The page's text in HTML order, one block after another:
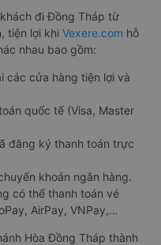
đi Đồng Tháp từ
tiện lợi khi Vexere.com hỗ
nhau bao gồm:
các cửa hàng tiện lợi và
quốc tế (Visa, Master
đăng ký thanh toán trực
khoản ngân hàng.
có thể thanh toán vé
AirPay, VNPay,…
Hòa Đồng Tháp thành